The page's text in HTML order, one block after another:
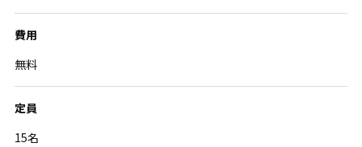
費用
無料
定員
15名